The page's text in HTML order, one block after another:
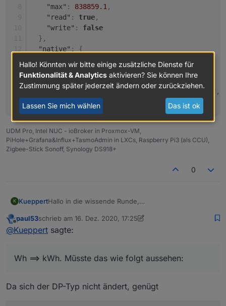
"max" : 838859.1 ,
"read" : true,
"write" :
false
} ,
"native" :
{
"ID"
"ENERGY_COUNTER"
"FLOAT"
,
"CONTROL"
: "POWERMETER_PSM.ENERGY_COUNTER"
,
"MIN":
"OPERATIONS":
"MAX": 838859.1,
"FLAGS": 1,
"DEFAULT":
0
"_id": "hm-rpc.0.blabla.ENERGY_COUNTER"
"object": 1636,
"owner"
}
UDM Pro, Intel NUC - ioBroker in Proxmox-VM,
PiHole+Grafana&Influx+TasmoAdmin in LXCs, Raspberry Pi3 (als CCU),
Zigbee-Stick Sonoff, Synology DS918+
0
K KueppertHallo in die wissende Runde,
"Konvertierungen" oder "Umrechnungen" einfügen?
Das würde denke ich vielen helfen mit der ALias-
//true/false ==> 1/0:
typeAlias = 'boolean'; // oder 'number'
typeAlias = 'number';
RAW-Datenpunkt:
Offline
paul53schrieb am 16. Dez. 2020, 17:25
zuletzt editiert von paul53
@Kueppert sagte:
Wh ==> kWh. Müsste das wie folgt aussehen:
Da sich der DP-Typ nicht ändert, genügt
Hallo! Könnten wir bitte einige zusätzliche Dienste für
Funktionalität & Analytics aktivieren? Sie können Ihre
Zustimmung später jederzeit ändern oder zurückziehen.
Lassen Sie mich wählen Das ist ok